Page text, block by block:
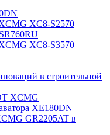
XC8-S2570
XC8-S3570
в строительной
XCMG
XE180DN
GR2205AT в